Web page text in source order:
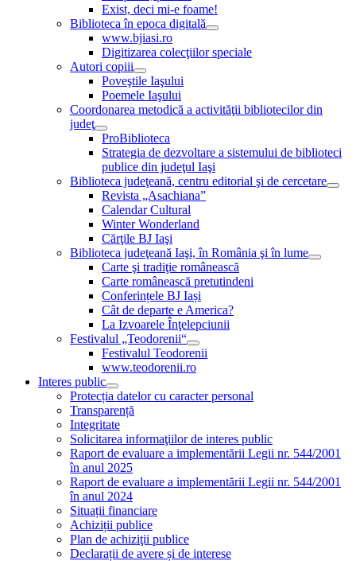
Exist, deci mi-e foame!
Biblioteca în epoca digitală
www.bjiasi.ro
Digitizarea colecţiilor speciale
Autori copiii
Poveştile Iaşului
Poemele Iaşului
Coordonarea metodică a activităţii bibliotecilor din
judeţ
ProBiblioteca
Strategia de dezvoltare a sistemului de biblioteci
publice din judeţul Iaşi
Biblioteca judeţeană, centru editorial şi de cercetare
Revista „Asachiana”
Calendar Cultural
Winter Wonderland
Cărţile BJ Iaşi
Biblioteca judeţeană Iaşi, în România şi în lume
Carte şi tradiţie românească
Carte românească pretutindeni
Conferințele BJ Iași
Cât de departe e America?
La Izvoarele Înţelepciunii
Festivalul „Teodorenii“
Festivalul Teodorenii
www.teodorenii.ro
Interes public
Protecția datelor cu caracter personal
Transparență
Integritate
Solicitarea informaţiilor de interes public
Raport de evaluare a implementării Legii nr. 544/2001
în anul 2025
Raport de evaluare a implementării Legii nr. 544/2001
în anul 2024
Situații financiare
Achiziții publice
Plan de achiziţii publice
Declarații de avere și de interese